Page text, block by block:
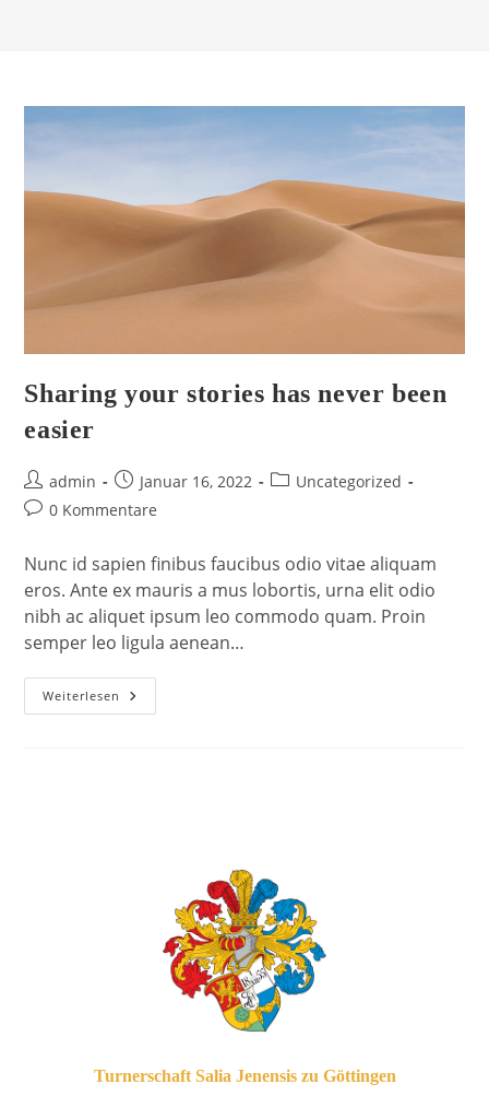
Sharing your stories has never been
easier
admin Januar 16, 2022
Uncategorized
0 Kommentare
Nunc id sapien finibus faucibus odio vitae aliquam
eros. Ante ex mauris a mus lobortis, urna elit odio
nibh ac aliquet ipsum leo commodo quam. Proin
semper leo ligula aenean…
Weiterlesen
Turnerschaft Salia Jenensis zu Göttingen